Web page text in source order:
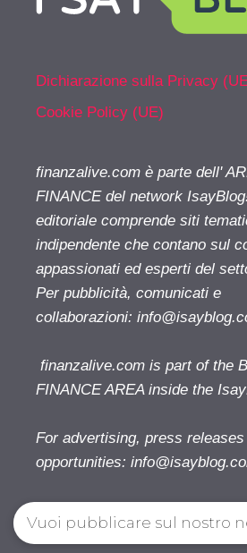
Dichiarazione sulla Privacy
Cookie Policy (UE)
finanzalive.com è parte dell'
FINANCE del network
editoriale comprende siti
indipendente che contano sul
appassionati ed esperti del
Per pubblicità, comunicati e
collaborazioni:
finanzalive.com is part of the
FINANCE AREA inside the
For advertising, press
opportunities:
Finanzalive.com © 2026. All
Vuoi pubblicare sul nostro